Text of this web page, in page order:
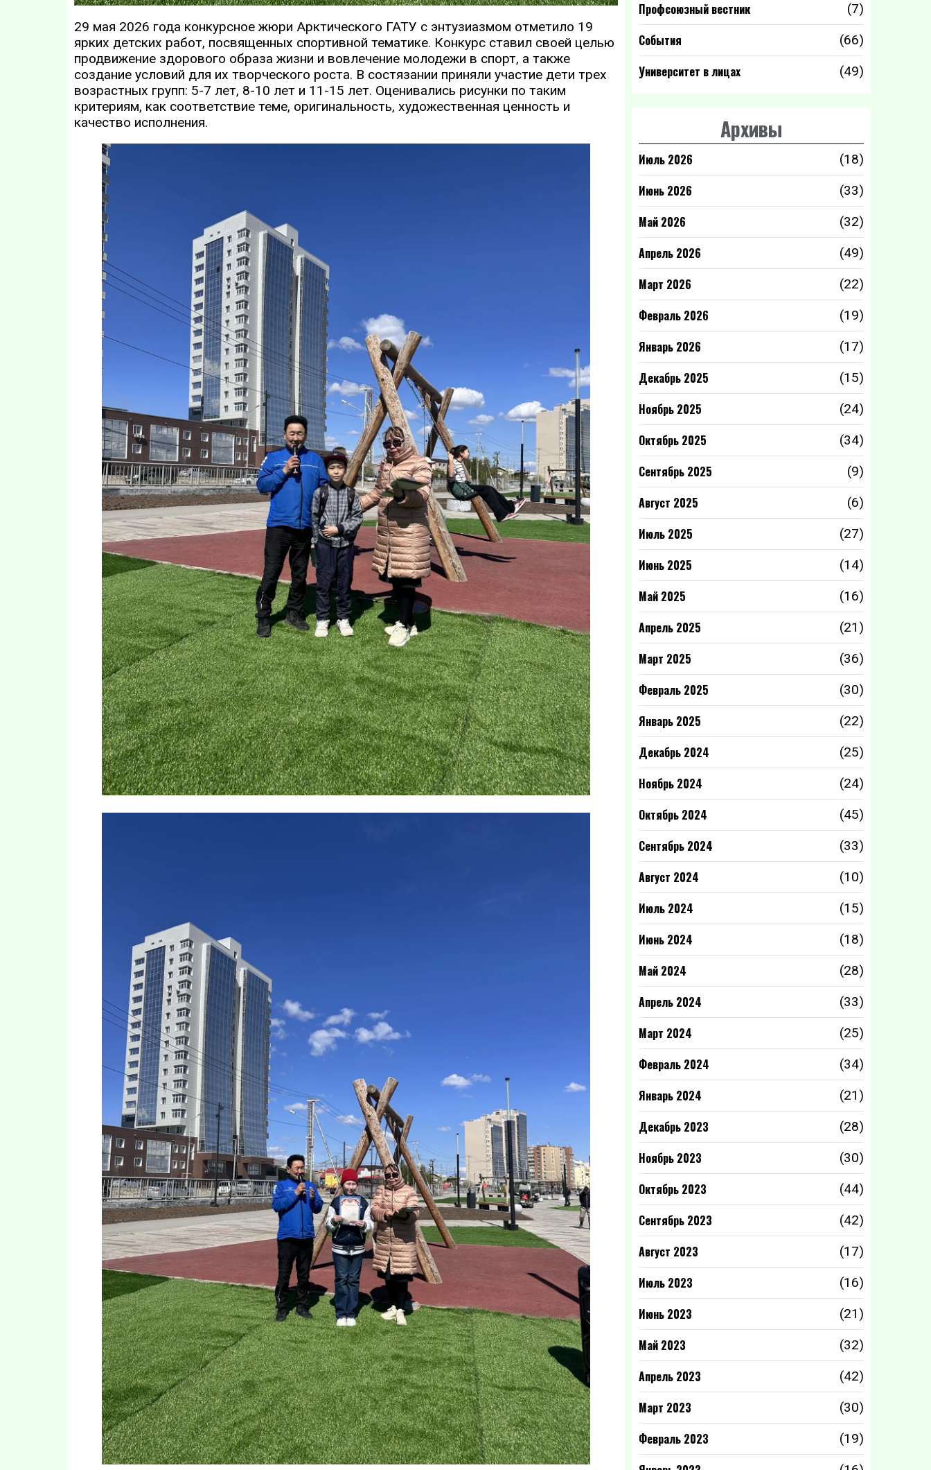
29 мая 2026 года конкурсное жюри Арктического ГАТУ с энтузиазмом отметило 19
ярких детских работ, посвященных спортивной тематике. Конкурс ставил своей целью
продвижение здорового образа жизни и вовлечение молодежи в спорт, а также
создание условий для их творческого роста. В состязании приняли участие дети трех
возрастных групп: 5-7 лет, 8-10 лет и 11-15 лет. Оценивались рисунки по таким
критериям, как соответствие теме, оригинальность, художественная ценность и
качество исполнения.
Профсоюзный вестник (7)
События (66)
Университет в лицах (49)
Архивы
Июль 2026 (18)
Июнь 2026 (33)
Май 2026 (32)
Апрель 2026 (49)
Март 2026 (22)
Февраль 2026 (19)
Январь 2026 (17)
Декабрь 2025 (15)
Ноябрь 2025 (24)
Октябрь 2025 (34)
Сентябрь 2025 (9)
Август 2025 (6)
Июль 2025 (27)
Июнь 2025 (14)
Май 2025 (16)
Апрель 2025 (21)
Март 2025 (36)
Февраль 2025 (30)
Январь 2025 (22)
Декабрь 2024 (25)
Ноябрь 2024 (24)
Октябрь 2024 (45)
Сентябрь 2024 (33)
Август 2024 (10)
Июль 2024 (15)
Июнь 2024 (18)
Май 2024 (28)
Апрель 2024 (33)
Март 2024 (25)
Февраль 2024 (34)
Январь 2024 (21)
Декабрь 2023 (28)
Ноябрь 2023 (30)
Октябрь 2023 (44)
Сентябрь 2023 (42)
Август 2023 (17)
Июль 2023 (16)
Июнь 2023 (21)
Май 2023 (32)
Апрель 2023 (42)
Март 2023 (30)
Февраль 2023 (19)